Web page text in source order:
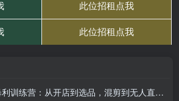
练营：从开店到选品，混剪到无人直播全攻略